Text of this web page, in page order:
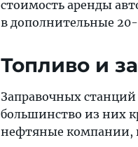
стоимость аренды
в дополнительные 20-
Топливо и
Заправочных станций
большинство из них
нефтяные компании,